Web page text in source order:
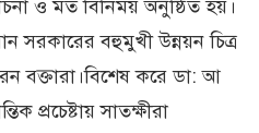
ও মত বিনিময় অনুষ্ঠিত হয়।
সরকারের বহুমুখী উন্নয়ন চিত্র
বক্তারা।বিশেষ করে ডা: আ
প্রচেষ্টায় সাতক্ষীরা